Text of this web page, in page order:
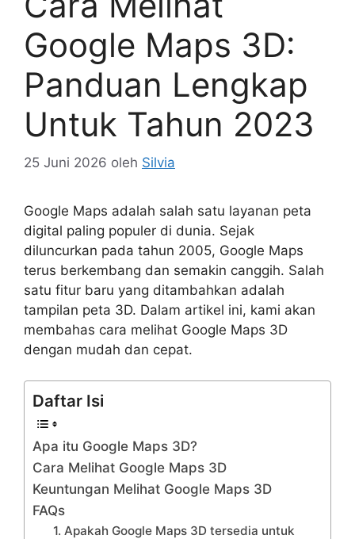
Google Maps 3D:
Panduan Lengkap
Untuk Tahun 2023
25 Juni 2026 oleh Silvia
Google Maps adalah salah satu layanan peta
digital paling populer di dunia. Sejak
diluncurkan pada tahun 2005, Google Maps
terus berkembang dan semakin canggih. Salah
satu fitur baru yang ditambahkan adalah
tampilan peta 3D. Dalam artikel ini, kami akan
membahas cara melihat Google Maps 3D
dengan mudah dan cepat.
Daftar Isi
Apa itu Google Maps 3D?
Cara Melihat Google Maps 3D
Keuntungan Melihat Google Maps 3D
FAQs
1. Apakah Google Maps 3D tersedia untuk